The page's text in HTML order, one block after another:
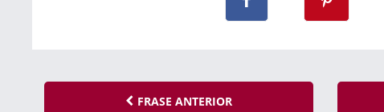
FRASE ANTERIOR